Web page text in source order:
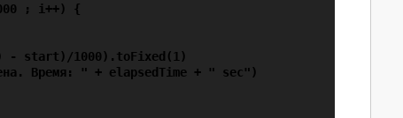
; i++) {
- start)/1000).toFixed(1)
Время: " + elapsedTime + " sec")